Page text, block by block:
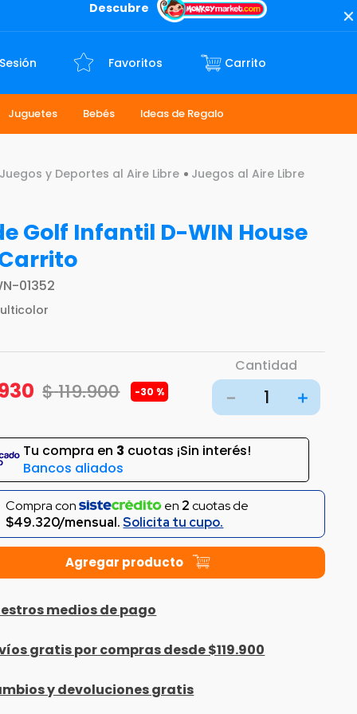
Descubre
Favoritos
Juguetes Bebés Ideas de Regalo
Juegos y Deportes al Aire Libre Juegos al Aire Libre
Golf Infantil D-WIN House
01352
$119.900 -30 %
Cantidad
＋
－
Tu compra en 3 cuotas ¡Sin interés!
Bancos aliados
Compra con en 2cuotas de
$49.320/mensual.Solicita tu cupo.
medios de pago
gratis por compras desde $119.900
y devoluciones gratis